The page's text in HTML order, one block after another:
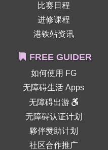
比赛日程
进修课程
港铁站资讯
FREE GUIDER
如何使用 FG
无障碍生活 Apps
无障碍出游
无障碍认证计划
夥伴赞助计划
社区合作推广